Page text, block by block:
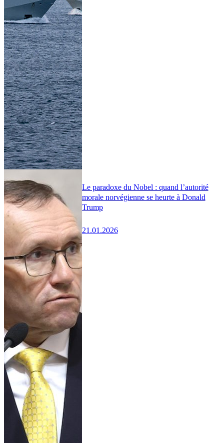
Le paradoxe du Nobel : quand l’autorité
morale norvégienne se heurte à Donald
Trump
21.01.2026